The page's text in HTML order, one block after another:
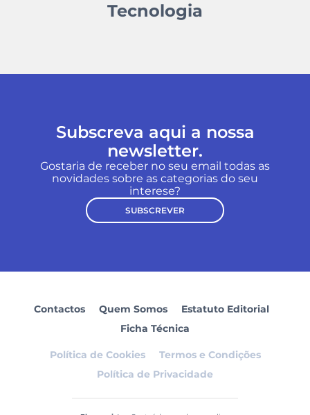
Tecnologia
Subscreva aqui a nossa
newsletter.
Gostaria de receber no seu email todas as
novidades sobre as categorias do seu
interese?
SUBSCREVER
Contactos Quem Somos
Estatuto Editorial
Ficha Técnica
Política de Cookies
Termos e Condições
Política de Privacidade